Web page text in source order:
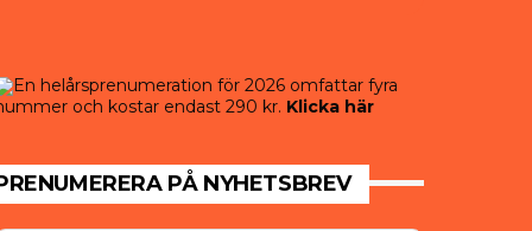
En helårsprenumeration för 2026 omfattar fyra
och kostar endast 290 kr. Klicka här
PÅ NYHETSBREV
HÄLSA
HÄLSA